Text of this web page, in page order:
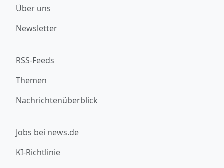
Über uns
Newsletter
RSS-Feeds
Themen
Nachrichtenüberblick
Jobs bei news.de
KI-Richtlinie